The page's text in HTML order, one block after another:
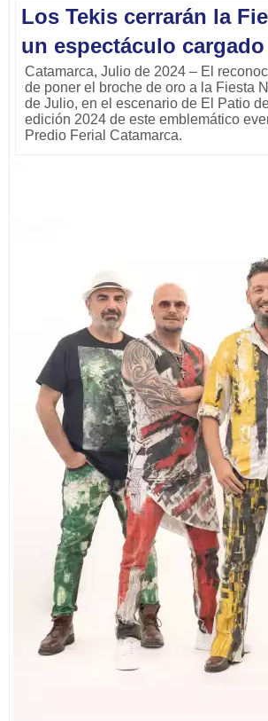
Los Tekis cerrarán la
un espectáculo
Catamarca, Julio de 2024 – El
de poner el broche de oro a la Fiesta
de Julio, en el escenario de El Patio
edición 2024 de este emblemático
Predio Ferial Catamarca.